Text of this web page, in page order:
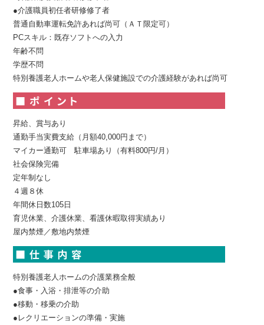
●介護職員初任者研修修了者
普通自動車運転免許あれば尚可（ＡＴ限定可）
PCスキル：既存ソフトへの入力
年齢不問
学歴不問
特別養護老人ホームや老人保健施設での介護経験があれば尚可
昇給、賞与あり
通勤手当実費支給（月額40,000円まで）
マイカー通勤可 駐車場あり（有料800円/月）
社会保険完備
定年制なし
４週８休
年間休日数105日
育児休業、介護休業、看護休暇取得実績あり
屋内禁煙／敷地内禁煙
特別養護老人ホームの介護業務全般
●食事・入浴・排泄等の介助
●移動・移乗の介助
●レクリエーションの準備・実施